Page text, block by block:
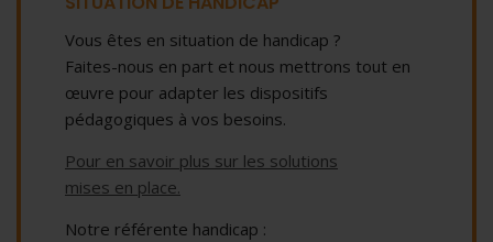
Vous êtes en situation de handicap ?
Faites-nous en part et nous mettrons tout en
œuvre pour adapter les dispositifs
pédagogiques à vos besoins.
Pour en savoir plus sur les solutions
mises en place.
Notre référente handicap :